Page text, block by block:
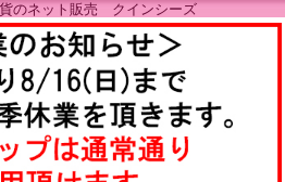
のネット販売 クインシーズ